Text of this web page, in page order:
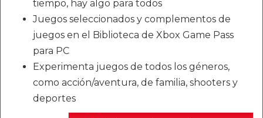
tiempo, hay algo para todos
Juegos seleccionados y complementos de
juegos en el Biblioteca de Xbox Game Pass
para PC
Experimenta juegos de todos los géneros,
como acción/aventura, de familia, shooters y
deportes